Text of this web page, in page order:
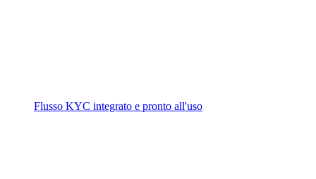
Flusso KYC integrato e pronto all'uso